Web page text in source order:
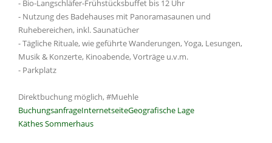
- Bio-Langschläfer-Frühstücksbuffet bis 12 Uhr
- Nutzung des Badehauses mit Panoramasaunen und
Ruhebereichen, inkl. Saunatücher
- Tägliche Rituale, wie geführte Wanderungen, Yoga, Lesungen,
Musik & Konzerte, Kinoabende, Vorträge u.v.m.
- Parkplatz
Direktbuchung möglich, #Muehle
BuchungsanfrageInternetseiteGeografische Lage
Käthes Sommerhaus